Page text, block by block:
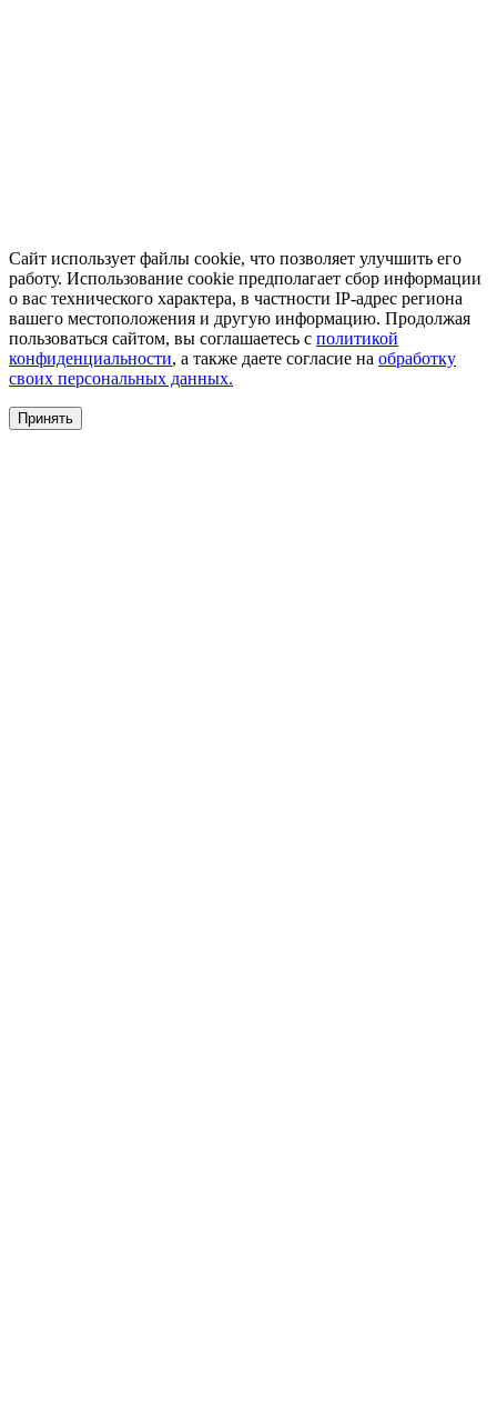
Сайт использует файлы cookie, что позволяет улучшить его
работу. Использование cookie предполагает сбор информации
о вас технического характера, в частности IP-адрес региона
вашего местоположения и другую информацию. Продолжая
пользоваться сайтом, вы соглашаетесь с политикой
конфиденциальности, а также даете согласие на обработку
своих персональных данных.
Принять